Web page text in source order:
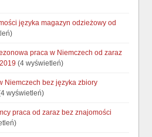
języka magazyn odzieżowy od
praca w Niemczech od zaraz
(4 wyświetleń)
Niemczech bez języka zbiory
wyświetleń)
praca od zaraz bez znajomości